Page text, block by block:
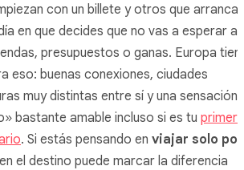
con un billete y otros que arrancan
en que decides que no vas a esperar a
presupuestos o ganas. Europa
eso: buenas conexiones, ciudades
muy distintas entre sí y una sensación
bastante amable incluso si es tu primera
. Si estás pensando en viajar solo por
el destino puede marcar la diferencia